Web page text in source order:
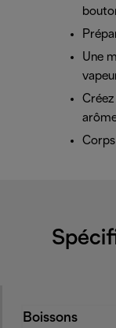
Une
Boissons